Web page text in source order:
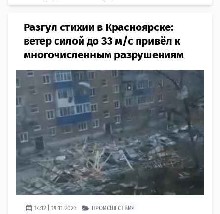
Разгул стихии в Красноярске:
ветер силой до 33 м/с привёл к
многочисленным разрушениям
14:12 | 19-11-2023 ПРОИСШЕСТВИЯ